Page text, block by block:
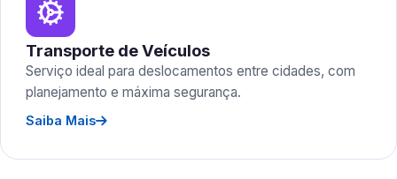
Transporte de Veículos
Serviço ideal para deslocamentos entre cidades, com
planejamento e máxima segurança.
Saiba Mais